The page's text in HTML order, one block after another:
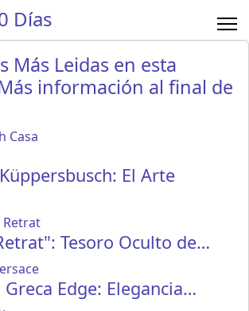
Más Leidas en esta
información al final de
El Arte
Tesoro Oculto de…
Edge: Elegancia…